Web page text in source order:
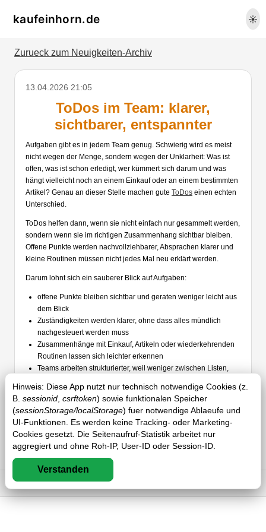
kaufeinhorn.de ☀️
Hinweis: Diese App nutzt nur technisch notwendige Cookies (z.
B. sessionid csrftoken) sowie funktionalen Speicher
(sessionStorage/localStorage) fuer notwendige Ablaeufe und
UI-Funktionen. Es werden keine Tracking- oder Marketing-
Cookies gesetzt. Die Seitenaufruf-Statistik arbeitet nur
aggregiert und ohne Roh-IP, User-ID oder Session-ID.
Verstanden
Zurueck zum Neuigkeiten-Archiv
13.04.2026 21:05
ToDos im Team: klarer,
sichtbarer, entspannter
Aufgaben gibt es in jedem Team genug. Schwierig wird es meist
nicht wegen der Menge, sondern wegen der Unklarheit: Was ist
offen, was ist schon erledigt, wer kümmert sich darum und was
hängt vielleicht noch an einem Einkauf oder an einem bestimmten
Artikel? Genau an dieser Stelle machen gute ToDos einen echten
Unterschied.
ToDos helfen dann, wenn sie nicht einfach nur gesammelt werden,
sondern wenn sie im richtigen Zusammenhang sichtbar bleiben.
Offene Punkte werden nachvollziehbarer, Absprachen klarer und
kleine Routinen müssen nicht jedes Mal neu erklärt werden.
Darum lohnt sich ein sauberer Blick auf Aufgaben:
offene Punkte bleiben sichtbar und geraten weniger leicht aus
dem Blick
Zuständigkeiten werden klarer, ohne dass alles mündlich
nachgesteuert werden muss
Zusammenhänge mit Einkauf, Artikeln oder wiederkehrenden
Routinen lassen sich leichter erkennen
Teams arbeiten strukturierter, weil weniger zwischen Listen,
Im Alltag entsteht dadurch oft mehr Entspannung, als man zuerst
vermutet. Wenn klar ist, was ansteht und was bereits erledigt
wurde, wird Zusammenarbeit ruhiger. Nicht, weil plötzlich weniger
zu tun ist, sondern weil Aufgaben besser sichtbar und damit besser
steuerbar werden.
In der nächsten Vorlage können wir als nächstes Speisen,
Portionen oder direkt KaufAInhorn als Thema aufgreifen und die
Reihe daran weiterführen.
Impressum